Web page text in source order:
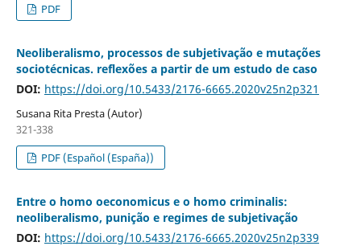
PDF
Neoliberalismo, processos de subjetivação e mutações
sociotécnicas. reflexões a partir de um estudo de caso
DOI: https://doi.org/10.5433/2176-6665.2020v25n2p321
Susana Rita Presta (Autor)
321-338
PDF (Español (España))
Entre o homo oeconomicus e o homo criminalis:
neoliberalismo, punição e regimes de subjetivação
DOI: https://doi.org/10.5433/2176-6665.2020v25n2p339